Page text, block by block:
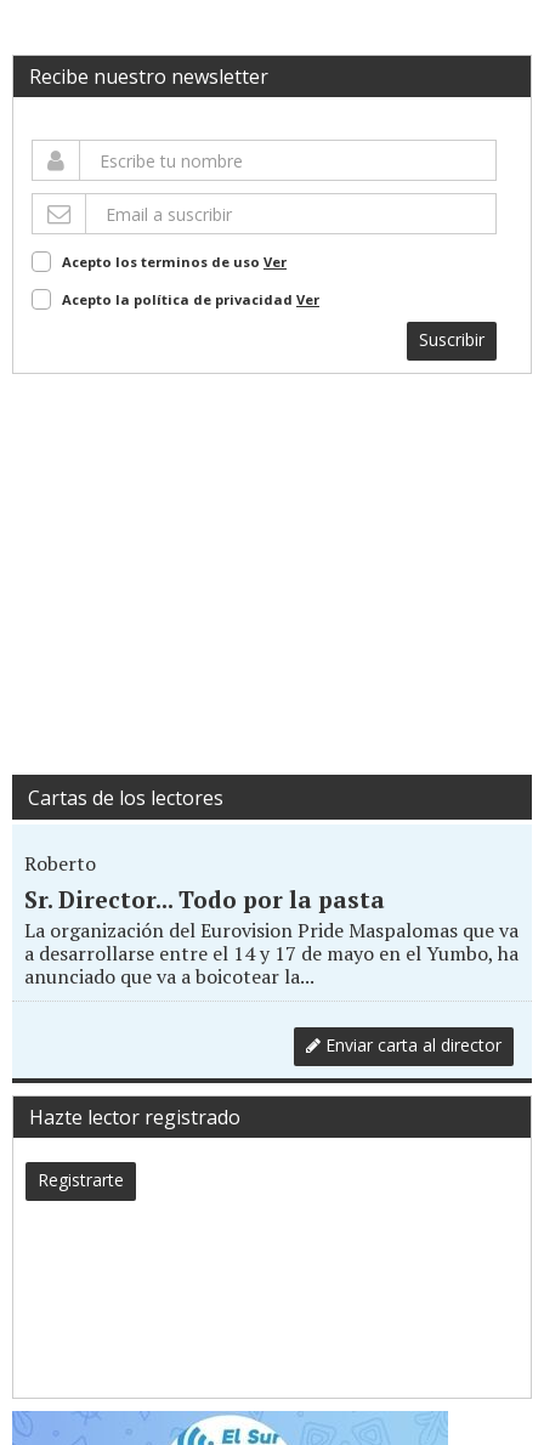
Recibe nuestro newsletter
Acepto los terminos de uso Ver
Acepto la política de privacidad Ver
Suscribir
Cartas de los lectores
Roberto
Sr. Director... Todo por la pasta
La organización del Eurovision Pride Maspalomas que va
a desarrollarse entre el 14 y 17 de mayo en el Yumbo, ha
anunciado que va a boicotear la...
Enviar carta al director
Hazte lector registrado
Registrarte